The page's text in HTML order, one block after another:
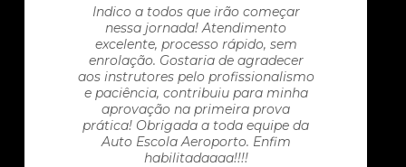
Indico a todos que irão começar
nessa jornada! Atendimento
excelente, processo rápido, sem
enrolação. Gostaria de agradecer
aos instrutores pelo profissionalismo
e paciência, contribuiu para minha
aprovação na primeira prova
prática! Obrigada a toda equipe da
Auto Escola Aeroporto. Enfim
habilitadaaaa!!!!